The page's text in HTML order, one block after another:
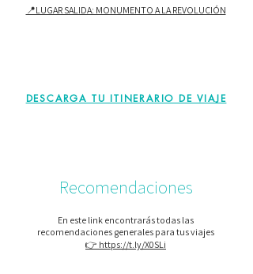
📍LUGAR SALIDA: MONUMENTO A LA REVOLUCIÓN
DESCARGA TU ITINERARIO DE VIAJE
Recomendaciones
En este link encontrarás todas las
recomendaciones generales para tus viajes
👉 https://t.ly/X0SLi